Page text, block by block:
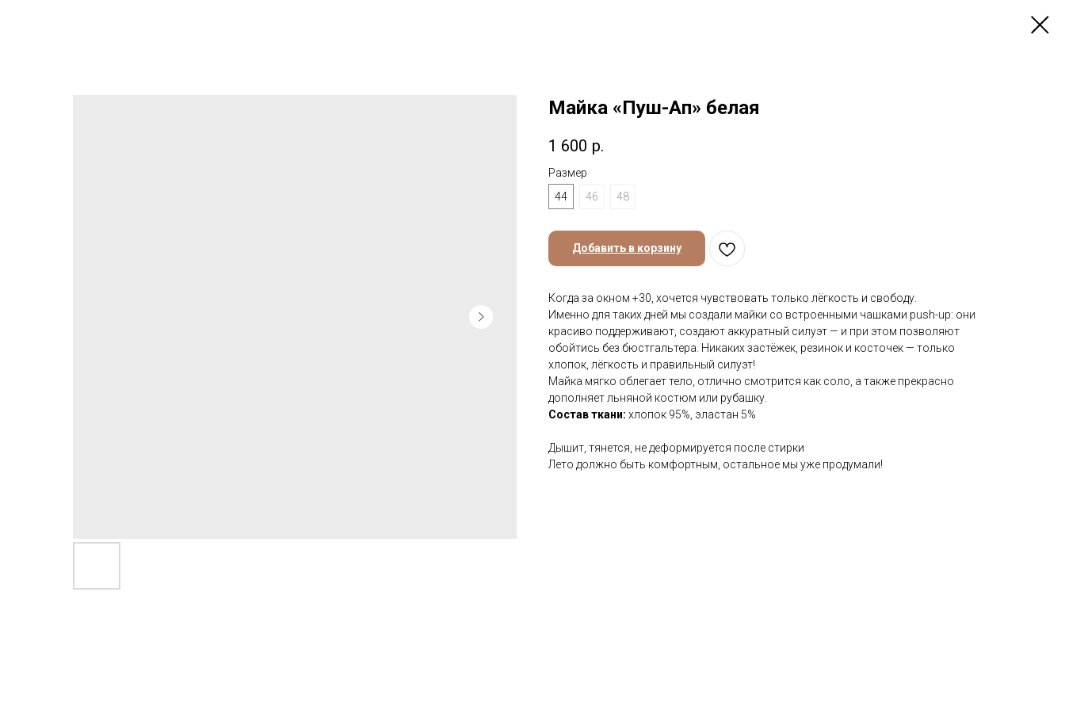
Майка «Пуш-Ап» белая
1 600 р.
Размер
44
46 48
Добавить в корзину
Когда за окном +30, хочется чувствовать только лёгкость и свободу.
Именно для таких дней мы создали майки со встроенными чашками push-up: они
красиво поддерживают, создают аккуратный силуэт — и при этом позволяют
обойтись без бюстгальтера. Никаких застёжек, резинок и косточек — только
хлопок, лёгкость и правильный силуэт!
Майка мягко облегает тело, отлично смотрится как соло, а также прекрасно
дополняет льняной костюм или рубашку.
Состав ткани: хлопок 95%, эластан 5%
Дышит, тянется, не деформируется после стирки
Лето должно быть комфортным, остальное мы уже продумали!